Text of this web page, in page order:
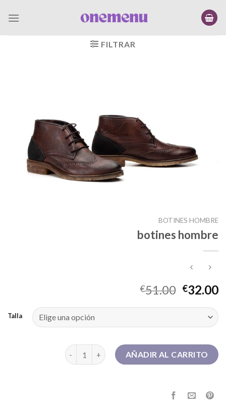
FILTRAR
BOTINES HOMBRE
botines hombre
€51.00 €32.00
Talla
botines hombre cantidadAÑADIR AL CARRITO